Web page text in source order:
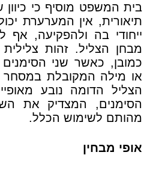
בית המשפט מוסיף כי כיוון
תיאורית, אין המערערת
ייחודי בה ולהפקיעה,
מבחן הצליל. זהות
כמובן, כאשר שני
או מילה המקובלת במסחר
הצליל הדומה נובע
הסימנים, המצדיק את
מהותם לשימוש הכלל.
אופי מבחין